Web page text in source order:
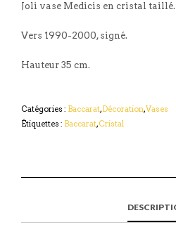
Joli vase Medicis en cristal taillé.
Vers 1990-2000, signé.
Hauteur 35 cm.
Catégories : Baccarat,Décoration,Vases
Étiquettes : Baccarat,Cristal